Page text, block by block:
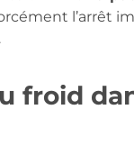
l’arrêt
froid